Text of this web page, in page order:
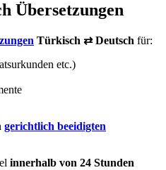
Übersetzungen
Türkisch ⇄ Deutsch für:
etc.)
gerichtlich beeidigten
innerhalb von 24 Stunden